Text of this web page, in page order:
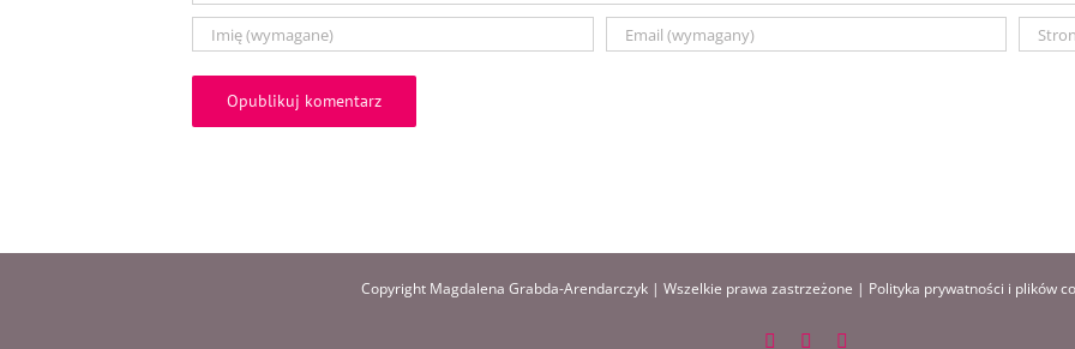
Copyright Magdalena Grabda-Arendarczyk | Wszelkie prawa zastrzeżone | Polityka prywatności i plików
FacebookInstagram